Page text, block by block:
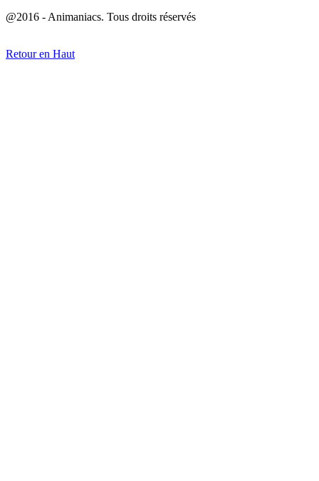
@2016 - Animaniacs. Tous droits réservés
Retour en Haut